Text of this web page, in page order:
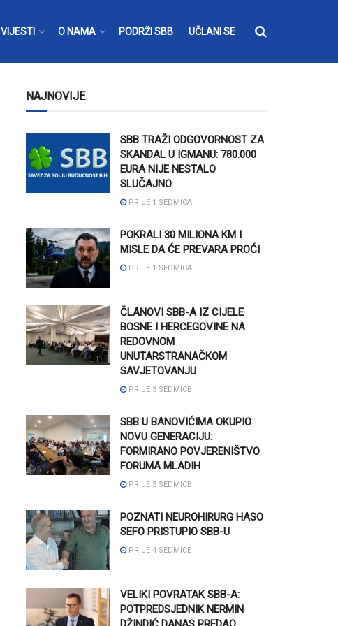
VIJESTI O NAMA PODRŽI SBB UČLANI SE
NAJNOVIJE
SBB TRAŽI ODGOVORNOST ZA
SKANDAL U IGMANU: 780.000
EURA NIJE NESTALO
SLUČAJNO
PRIJE 1 SEDMICA
POKRALI 30 MILIONA KM I
MISLE DA ĆE PREVARA PROĆI
PRIJE 1 SEDMICA
ČLANOVI SBB-A IZ CIJELE
BOSNE I HERCEGOVINE NA
REDOVNOM
UNUTARSTRANAČKOM
SAVJETOVANJU
PRIJE 3 SEDMICE
SBB U BANOVIĆIMA OKUPIO
NOVU GENERACIJU:
FORMIRANO POVJERENIŠTVO
FORUMA MLADIH
PRIJE 3 SEDMICE
POZNATI NEUROHIRURG HASO
SEFO PRISTUPIO SBB-U
PRIJE 4 SEDMICE
VELIKI POVRATAK SBB-A:
POTPREDSJEDNIK NERMIN